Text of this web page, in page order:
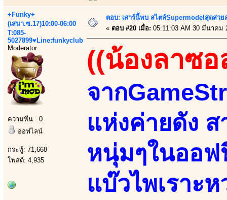
+Funky+
(เสนา.ซ.17)10:00-06:00
T:085-
5027899♥Line:funkyclub
Moderator
ความหื่น : 0
ออฟไลน์
กระทู้: 71,668
โพสต์: 4,935
ตอบ: เสาร์นี้พบ สไตล์Supermodelสุดสว
« ตอบ #20 เมื่อ: 05:11:03 AM 30 มีนาคม
((น้องลาซอ
จาก
แห่งค่ายดัง
หนุ่มๆในออฟ
แบ๊วไพเราะ